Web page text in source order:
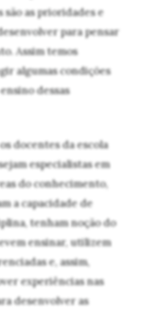
são as prioridades e
para pensar
Assim temos
algumas condições
dessas
docentes da escola
especialistas em
do conhecimento,
a capacidade de
tenham noção do
ensinar, utilizem
e, assim,
experiências nas
desenvolver as